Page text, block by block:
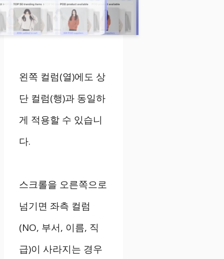
왼쪽 컬럼(열)에도 상
단 컬럼(행)과 동일하
게 적용할 수 있습니
다.
스크롤을 오른쪽으로
넘기면 좌측 컬럼
(NO, 부서, 이름, 직
급)이 사라지는 경우